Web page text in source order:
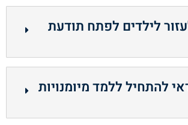
לילדים לפתח תודעת
להתחיל ללמד מיומנויות